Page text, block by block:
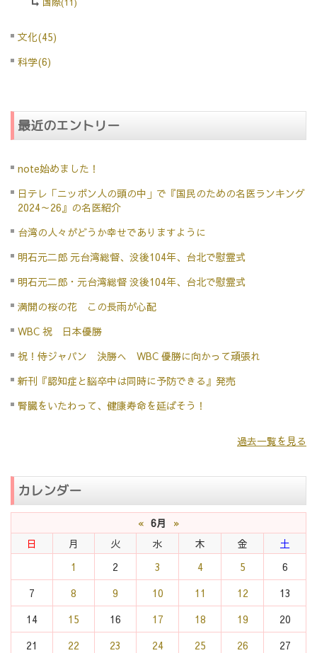
文化(45)
科学(6)
最近のエントリー
note始めました！
日テレ「ニッポン人の頭の中」で『国民のための名医ランキング
2024～26』の名医紹介
台湾の人々がどうか幸せでありますように
明石元二郎 元台湾総督、没後104年、台北で慰霊式
明石元二郎・元台湾総督 没後104年、台北で慰霊式
満開の桜の花 この長雨が心配
WBC 祝 日本優勝
祝！侍ジャパン 決勝へ WBC 優勝に向かって頑張れ
新刊『認知症と脳卒中は同時に予防できる』発売
腎臓をいたわって、健康寿命を延ばそう！
過去一覧を見る
カレンダー
« 6月
»
日
月 火 水 木 金
土
1
2 3 4 5
6
7
8 9 10 11 12
13
14
15 16 17 18 19
20
21
22 23 24 25 26
27